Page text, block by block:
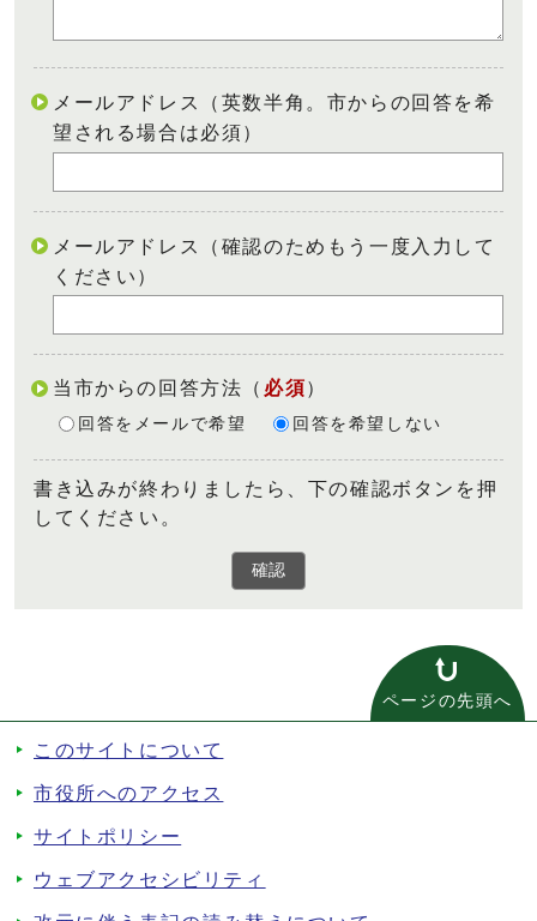
メールアドレス（英数半角。市からの回答を希
望される場合は必須）
メールアドレス（確認のためもう一度入力して
ください）
当市からの回答方法 （ 必須）
回答をメールで希望 回答を希望しない
書き込みが終わりましたら、下の確認ボタンを押
してください。
確認
ページの先頭へ
このサイトについて
市役所へのアクセス
サイトポリシー
ウェブアクセシビリティ